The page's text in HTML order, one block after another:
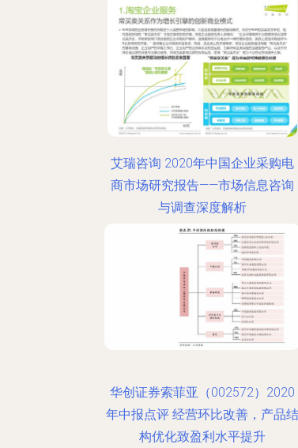
艾瑞咨询 2020年中国企业采购电
商市场研究报告——市场信息咨询
与调查深度解析
华创证券索菲亚（002572）2020
年中报点评 经营环比改善，产品结
构优化致盈利水平提升